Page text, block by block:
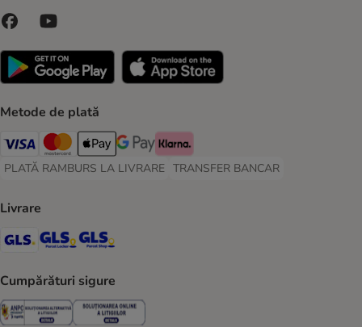
Metode de plată
Visa Payment Method
Master Card Payment Method
Apple Pay Payment Method
Google Pay Payment Method
Klarna Payment Method
PLATĂ RAMBURS LA LIVRARE
PLATĂ RAMBURS LA LIVRARE Payment Method
TRANSFER BANCAR
TRANSFER BANCAR Payment
Livrare
GLS Shipping Method
GLS Locker Shipping Method
Cumpărături sigure
Security Security